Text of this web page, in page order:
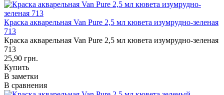
Краска акварельная Van Pure 2,5 мл кювета изумрудно-зеленая
713
Краска акварельная Van Pure 2,5 мл кювета изумрудно-зеленая
713
25,90 грн.
Купить
В заметки
В сравнения